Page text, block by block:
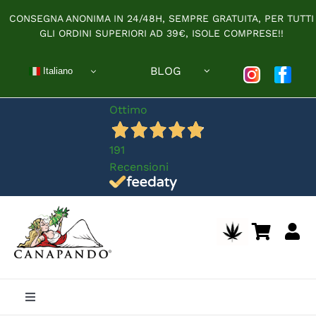
contenuto
CONSEGNA ANONIMA IN 24/48H, SEMPRE GRATUITA, PER TUTTI
GLI ORDINI SUPERIORI AD 39€, ISOLE COMPRESE!!
Italiano BLOG
Ottimo
191
Recensioni
Toggle